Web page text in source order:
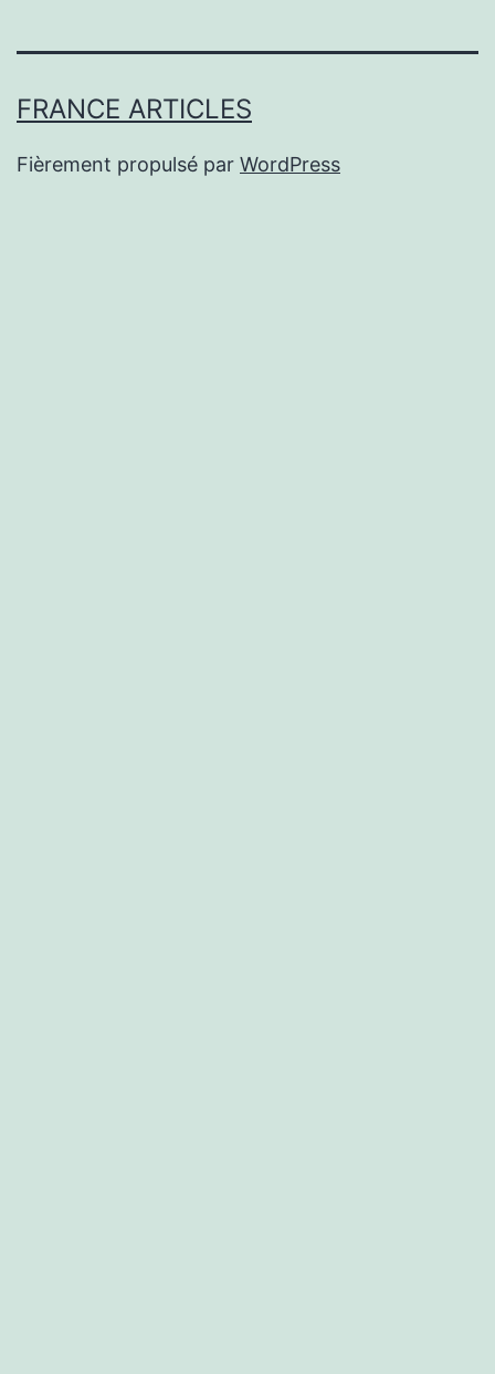
FRANCE ARTICLES
Fièrement propulsé par WordPress